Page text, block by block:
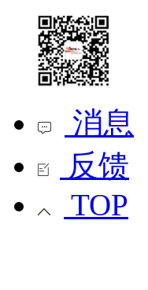
消息
反馈
TOP